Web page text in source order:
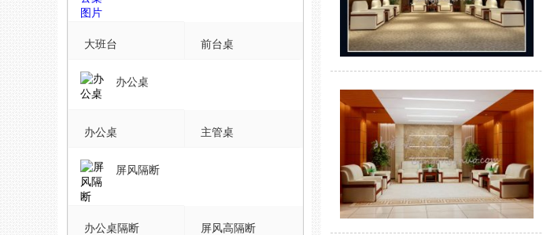
大班台 前台桌
办公桌
办公桌 主管桌
屏风隔断
办公桌隔断 屏风高隔断